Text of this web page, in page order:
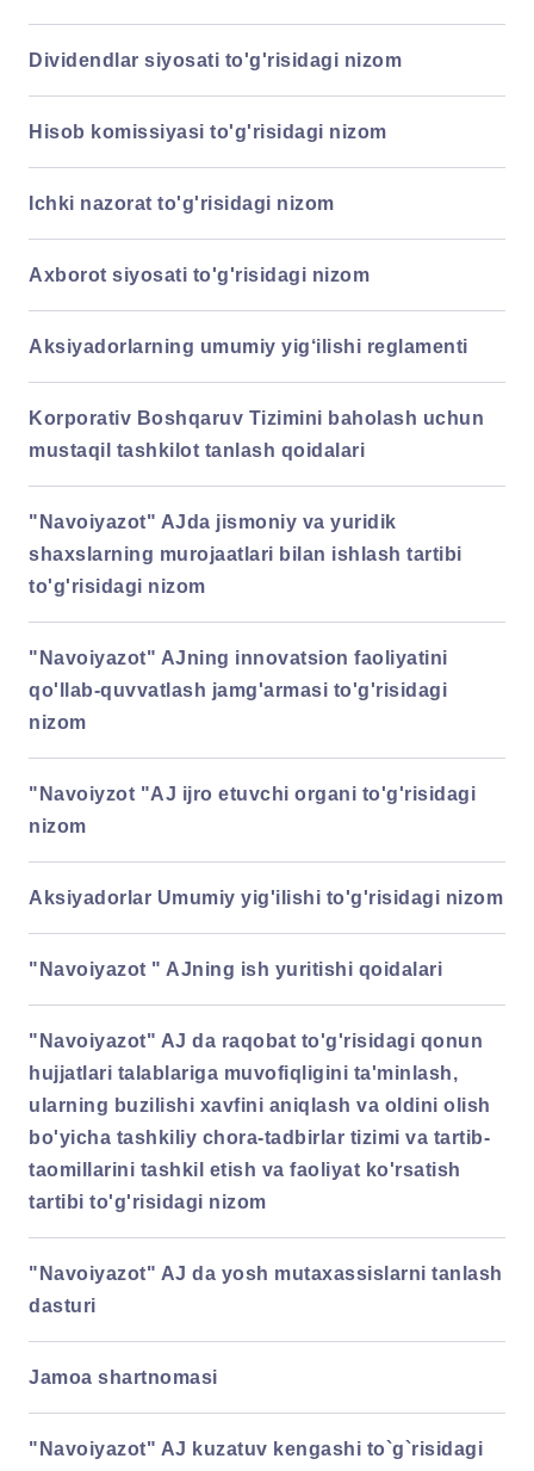
Dividendlar siyosati to'g'risidagi nizom
Hisob komissiyasi to'g'risidagi nizom
Ichki nazorat to'g'risidagi nizom
Axborot siyosati to'g'risidagi nizom
Aksiyadorlarning umumiy yig‘ilishi reglamenti
Korporativ Boshqaruv Tizimini baholash uchun
mustaqil tashkilot tanlash qoidalari
"Navoiyazot" AJda jismoniy va yuridik
shaxslarning murojaatlari bilan ishlash tartibi
to'g'risidagi nizom
"Navoiyazot" AJning innovatsion faoliyatini
qo'llab-quvvatlash jamg'armasi to'g'risidagi
nizom
"Navoiyzot "AJ ijro etuvchi organi to'g'risidagi
nizom
Aksiyadorlar Umumiy yig'ilishi to'g'risidagi nizom
"Navoiyazot " AJning ish yuritishi qoidalari
"Navoiyazot" AJ da raqobat to'g'risidagi qonun
hujjatlari talablariga muvofiqligini ta'minlash,
ularning buzilishi xavfini aniqlash va oldini olish
bo'yicha tashkiliy chora-tadbirlar tizimi va tartib-
taomillarini tashkil etish va faoliyat ko'rsatish
tartibi to'g'risidagi nizom
"Navoiyazot" AJ da yosh mutaxassislarni tanlash
dasturi
Jamoa shartnomasi
"Navoiyazot" AJ kuzatuv kengashi to`g`risidagi